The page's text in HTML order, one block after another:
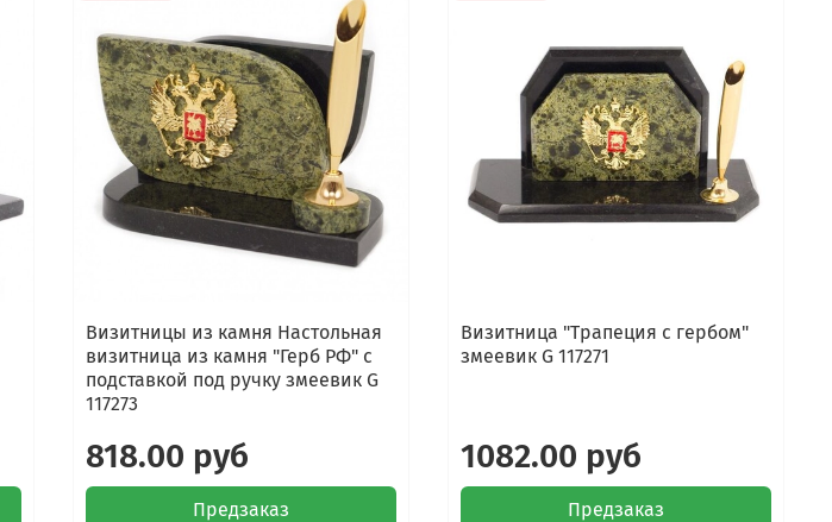
Визитницы из камня Настольная
визитница из камня "Герб РФ" с
подставкой под ручку змеевик G
117273
818.00 руб
Предзаказ
Визитница "Трапеция с гербом"
змеевик G 117271
1082.00 руб
Предзаказ